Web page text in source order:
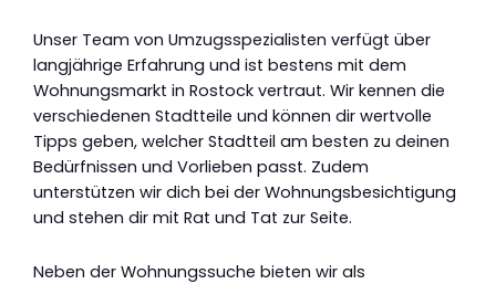
Unser Team von Umzugsspezialisten verfügt über
langjährige Erfahrung und ist bestens mit dem
Wohnungsmarkt in Rostock vertraut. Wir kennen die
verschiedenen Stadtteile und können dir wertvolle
Tipps geben, welcher Stadtteil am besten zu deinen
Bedürfnissen und Vorlieben passt. Zudem
unterstützen wir dich bei der Wohnungsbesichtigung
und stehen dir mit Rat und Tat zur Seite.
Neben der Wohnungssuche bieten wir als